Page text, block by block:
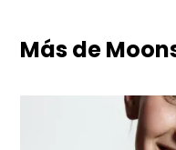
Más de